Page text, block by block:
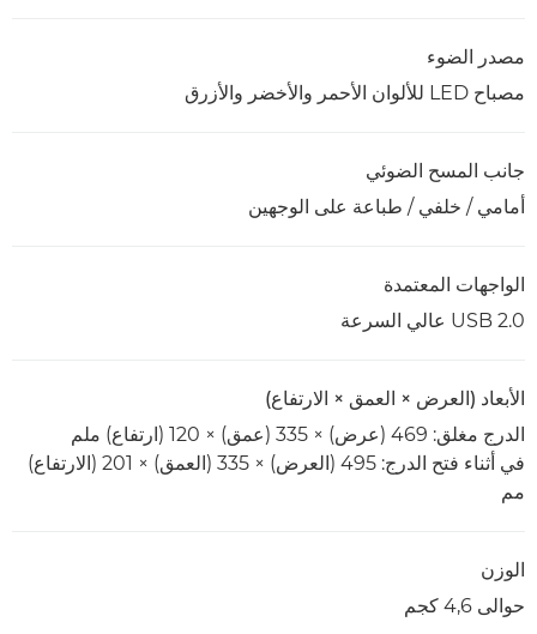
مصدر الضوء
مصباح LED للألوان الأحمر والأخضر والأزرق
جانب المسح الضوئي
أمامي / خلفي / طباعة على الوجهين
الواجهات المعتمدة
USB 2.0 عالي السرعة
الأبعاد (العرض × العمق × الارتفاع)
الدرج مغلق: 469 (عرض) × 335 (عمق) × 120 (ارتفاع) ملم
في أثناء فتح الدرج: 495 (العرض) × 335 (العمق) × 201 (الارتفاع)
مم
الوزن
حوالى 4,6 كجم